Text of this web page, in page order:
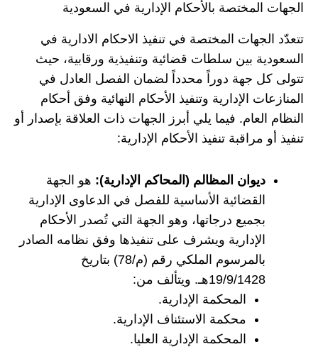
الجهات المختصة بالأحكام الإدارية في السعودية
تتعدّد الجهات المختصة في تنفيذ الاحكام الادارية في
السعودية بين سلطات قضائية وتنفيذية ورقابية، حيث
تتولى كل جهة دوراً محدداً لضمان الفصل العادل في
المنازعات الإدارية وتنفيذ الأحكام النهائية وفق أحكام
النظام العام. فيما يلي أبرز الجهات ذات العلاقة بإصدار أو
تنفيذ أو مراقبة تنفيذ الأحكام الإدارية:
ديوان المظالم (المحاكم الإدارية): هو الجهة
القضائية الأساسية للفصل في الدعاوى الإدارية
بجميع درجاتها، وهو الجهة التي تُصدر الأحكام
الإدارية ويشرف على تنفيذها وفق نظامه الصادر
بالمرسوم الملكي رقم (م/78) بتاريخ
19/9/1428هـ. ويتألف من:
المحكمة الإدارية.
محكمة الاستئناف الإدارية.
المحكمة الإدارية العليا.